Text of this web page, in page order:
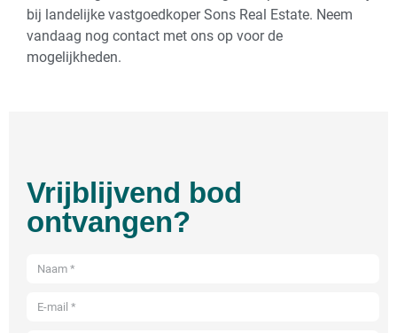
bij landelijke vastgoedkoper Sons Real Estate. Neem
vandaag nog contact met ons op voor de
mogelijkheden.
Vrijblijvend bod
ontvangen?